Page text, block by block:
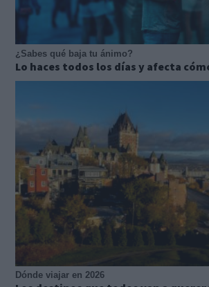
¿Sabes qué baja tu ánimo?
Lo haces todos los días y afecta
Dónde viajar en 2026